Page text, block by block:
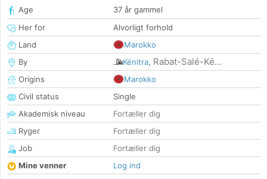
Age
37 år gammel
Her for
Alvorligt forhold
Land
Marokko
By
Kénitra, Rabat-Salé-Ké...
Origins
Marokko
Civil status
Single
Akademisk niveau
Fortæller dig
Ryger
Fortæller dig
Job
Fortæller dig
Mine venner
Log ind